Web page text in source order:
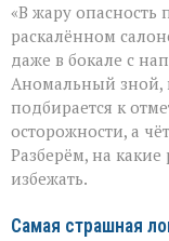
«В жару опасность
раскалённом
даже в бокале с
Аномальный зной,
подбирается к
осторожности, а
Разберём, на какие
избежать.
Самая страшная